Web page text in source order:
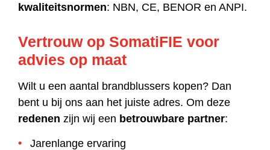
kwaliteitsnormen: NBN, CE, BENOR en ANPI.
Vertrouw op SomatiFIE voor
advies op maat
Wilt u een aantal brandblussers kopen? Dan
bent u bij ons aan het juiste adres. Om deze
redenen zijn wij een betrouwbare partner:
Jarenlange ervaring